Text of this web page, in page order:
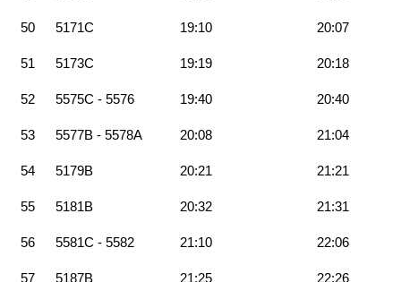
50 5171C 19:10 20:07
51 5173C 19:19 20:18
52 5575C - 5576 19:40 20:40
53 5577B - 5578A 20:08 21:04
54 5179B 20:21 21:21
55 5181B 20:32 21:31
56 5581C - 5582 21:10 22:06
57 5187B 21:25 22:26